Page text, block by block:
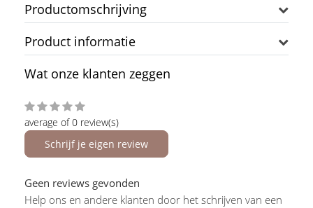
Productomschrijving
Product informatie
Wat onze klanten zeggen
average of 0 review(s)
Schrijf je eigen review
Geen reviews gevonden
Help ons en andere klanten door het schrijven van een